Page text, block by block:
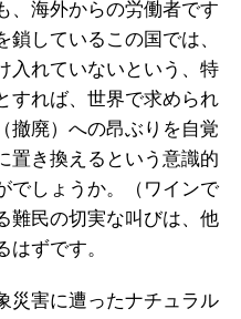
、海外からの労働者です
しているこの国では、
入れていないという、特
すれば、世界で求められ
撤廃）への昂ぶりを自覚
置き換えるという意識的
でしょうか。（ワインで
難民の切実な叫びは、他
はずです。
害に遭ったナチュラル